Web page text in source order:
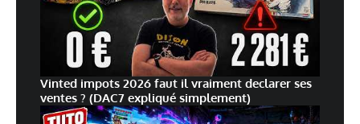
Vinted impots 2026 faut il vraiment declarer ses
ventes ? (DAC7 expliqué simplement)